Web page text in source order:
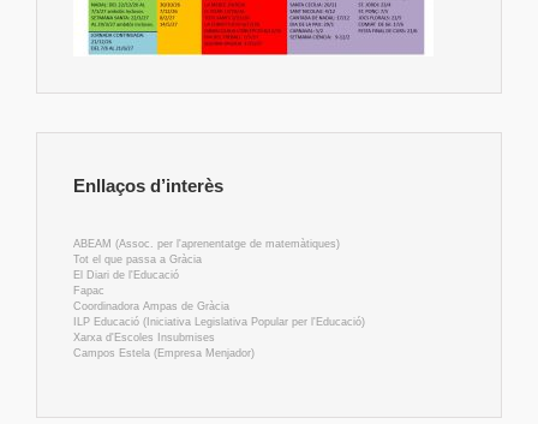
Enllaços d’interès
ABEAM (Assoc. per l'aprenentatge de matemàtiques)
Tot el que passa a Gràcia
El Diari de l'Educació
Fapac
Coordinadora Ampas de Gràcia
ILP Educació (Iniciativa Legislativa Popular per l'Educació)
Xarxa d'Escoles Insubmises
Campos Estela (Empresa Menjador)